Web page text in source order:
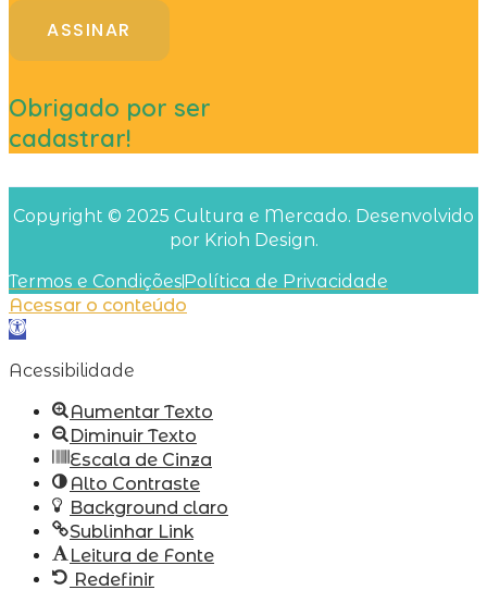
ASSINAR
Obrigado por ser
cadastrar!
Copyright © 2025 Cultura e Mercado. Desenvolvido
por Krioh Design.
Termos e CondiçõesPolítica de Privacidade
Acessar o conteúdo
Abrir
barra
ferramentas
Acessibilidade
Aumentar Texto
Diminuir Texto
Escala de Cinza
Alto Contraste
Background claro
Sublinhar Link
Leitura de Fonte
Redefinir